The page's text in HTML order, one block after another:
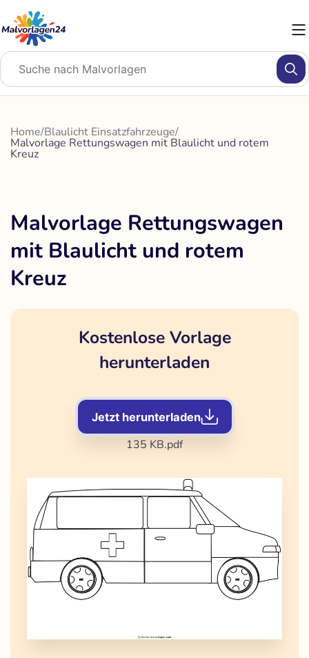
Inhalt
springen
Home/Blaulicht Einsatzfahrzeuge/
Malvorlage Rettungswagen mit Blaulicht und rotem
Kreuz
Malvorlage Rettungswagen
mit Blaulicht und rotem
Kreuz
Kostenlose Vorlage
herunterladen
Jetzt herunterladen
135 KB.pdf